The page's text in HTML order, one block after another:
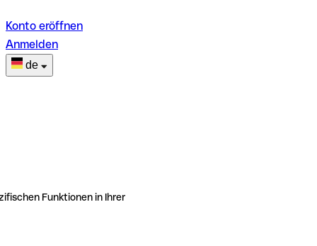
Konto eröffnen
Anmelden
de
Funktionen in Ihrer